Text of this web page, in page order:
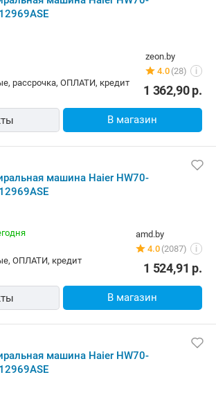
zeon.by
4.0 (28) i
рассрочка, ОПЛАТИ, кредит
1 362,90р.
В магазин
машина Haier HW70-
amd.by
4.0 (2087) i
ОПЛАТИ, кредит
1 524,91 р.
В магазин
машина Haier HW70-